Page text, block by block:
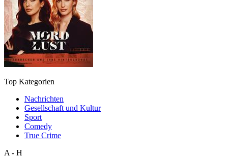
Top Kategorien
Nachrichten
Gesellschaft und Kultur
Sport
Comedy
True Crime
A - H